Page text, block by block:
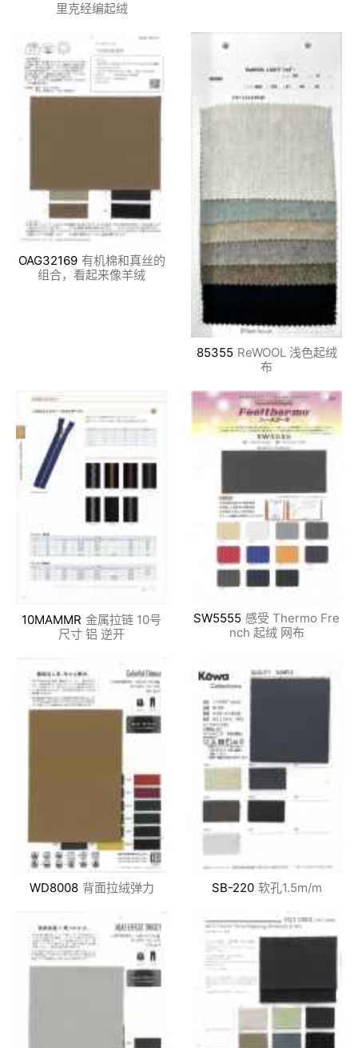
里克经编起绒
OAG32169 有机棉和真丝的
组合，看起来像羊绒
85355 ReWOOL 浅色起绒
布
10MAMMR 金属拉链 10号
尺寸 铝 逆开
SW5555 感受 Thermo Fre
nch 起绒 网布
WD8008 背面拉绒弹力 SB-220 软孔1.5m/m